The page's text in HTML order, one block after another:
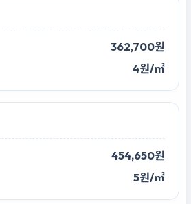
362,700원
4원/㎡
454,650원
5원/㎡